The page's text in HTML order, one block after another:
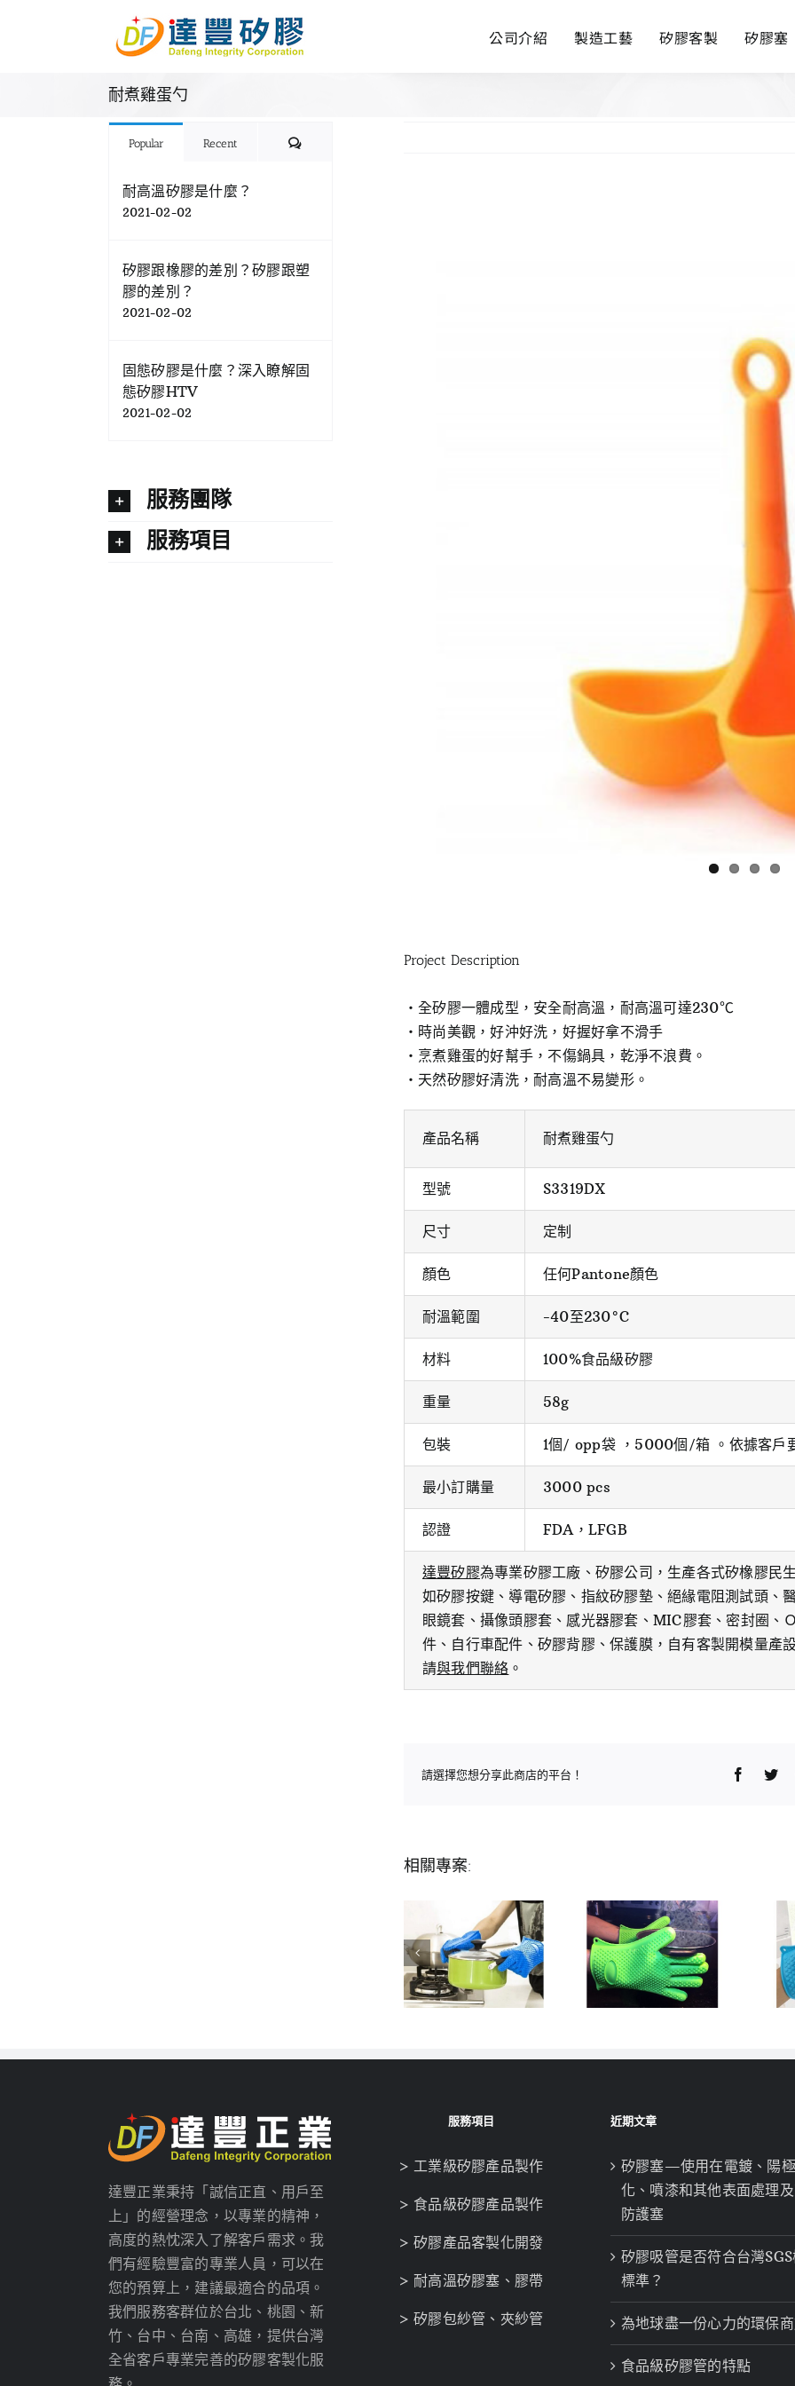
公司介紹 製造工藝 矽膠客製 矽膠塞
耐煮雞蛋勺
Project Description
‧全矽膠一體成型，安全耐高溫，耐高溫可達230℃
‧時尚美觀，好沖好洗，好握好拿不滑手
‧烹煮雞蛋的好幫手，不傷鍋具，乾淨不浪費。
‧天然矽膠好清洗，耐高溫不易變形。
產品名稱 耐煮雞蛋勺
型號 S3319DX
尺寸 定制
顏色 任何Pantone顏色
耐溫範圍 -40至230°C
材料 100%食品級矽膠
重量 58g
包裝 1個/ opp袋 ，5000個/箱 。依據客戶
最小訂購量 3000 pcs
認證 FDA，LFGB
達豐矽膠為專業矽膠工廠、矽膠公司，生產各式矽橡膠民
如矽膠按鍵、導電矽膠、指紋矽膠墊、絕緣電阻測試頭、
眼鏡套、攝像頭膠套、感光器膠套、MIC膠套、密封圈、
件、自行車配件、矽膠背膠、保護膜，自有客製開模量產
請與我們聯絡 。
請選擇您想分享此商店的平台！
相關專案:
Popular Recent Comments
耐高溫矽膠是什麼？
2021-02-02
矽膠跟橡膠的差別？矽膠跟塑
膠的差別？
2021-02-02
固態矽膠是什麼？深入瞭解固
態矽膠HTV
2021-02-02
服務團隊
服務項目
達豐正業秉持「誠信正直、用戶至
上」的經營理念，以專業的精神，
高度的熱忱深入了解客戶需求。我
們有經驗豐富的專業人員，可以在
您的預算上，建議最適合的品項。
我們服務客群位於台北、桃園、新
竹、台中、台南、高雄，提供台灣
全省客戶專業完善的矽膠客製化服
服務項目
> 工業級矽膠產品製作
> 食品級矽膠產品製作
> 矽膠產品客製化開發
> 耐高溫矽膠塞、膠帶
> 矽膠包紗管、夾紗管
近期文章
矽膠塞—使用在電鍍、陽極
化、噴漆和其他表面處理
防護塞
矽膠吸管是否符合台灣
標準？
為地球盡一份心力的環保
食品級矽膠管的特點